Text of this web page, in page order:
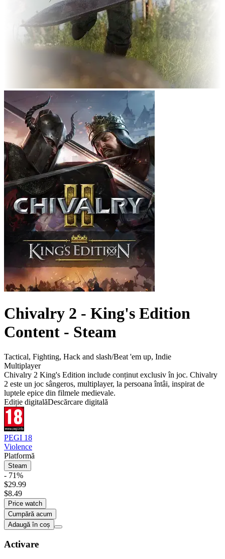
Chivalry 2 - King's Edition
Content - Steam
Tactical, Fighting, Hack and slash/Beat 'em up, Indie
Multiplayer
Chivalry 2 King's Edition include conținut exclusiv în joc. Chivalry
2 este un joc sângeros, multiplayer, la persoana întâi, inspirat de
luptele epice din filmele medievale.
Ediție digitalăDescărcare digitală
PEGI 18
Violence
Platformă
Steam
- 71%
$29.99
$8.49
Price watch
Cumpără acum
Adaugă în coș
Activare